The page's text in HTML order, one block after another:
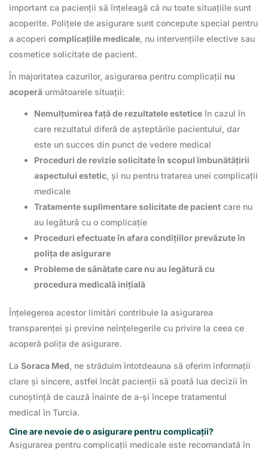
important ca pacienții să înțeleagă că nu toate situațiile sunt
acoperite. Polițele de asigurare sunt concepute special pentru
a acoperi complicațiile medicale, nu intervențiile elective sau
cosmetice solicitate de pacient.
În majoritatea cazurilor, asigurarea pentru complicații nu
acoperă următoarele situații:
Nemulțumirea față de rezultatele estetice în cazul în
care rezultatul diferă de așteptările pacientului, dar
este un succes din punct de vedere medical
Proceduri de revizie solicitate în scopul îmbunătățirii
aspectului estetic, și nu pentru tratarea unei complicații
medicale
Tratamente suplimentare solicitate de pacient care nu
au legătură cu o complicație
Proceduri efectuate în afara condițiilor prevăzute în
polița de asigurare
Probleme de sănătate care nu au legătură cu
procedura medicală inițială
Înțelegerea acestor limitări contribuie la asigurarea
transparenței și previne neînțelegerile cu privire la ceea ce
acoperă polița de asigurare.
La Soraca Med, ne străduim întotdeauna să oferim informații
clare și sincere, astfel încât pacienții să poată lua decizii în
cunoștință de cauză înainte de a-și începe tratamentul
medical în Turcia.
Cine are nevoie de o asigurare pentru complicații?
Asigurarea pentru complicații medicale este recomandată în